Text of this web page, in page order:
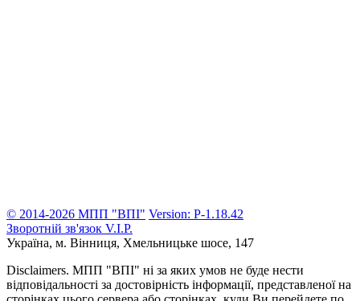
© 2014-2026 МПП "ВПІ" Version: P-1.18.42
Зворотній зв'язок V.I.P.
Україна, м. Вінниця, Хмельницьке шосе, 147
Disclaimers. МПП "ВПІ" ні за яких умов не буде нести
відповідальності за достовірність інформації, представленої на